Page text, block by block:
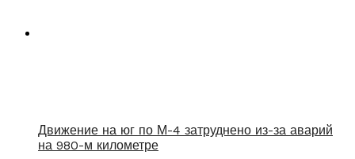
Движение на юг по М-4 затруднено из-за аварий
на 980-м километре